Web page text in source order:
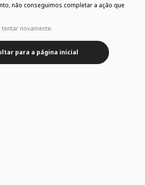
não conseguimos completar a ação que
tentar novamente.
para a página inicial